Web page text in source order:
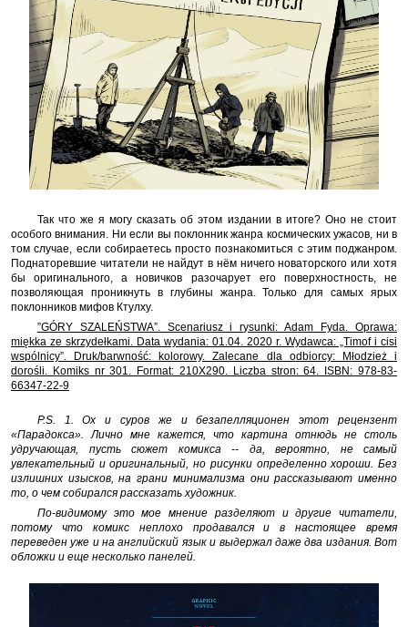
Так что же я могу сказать об этом издании в итоге? Оно не стоит
особого внимания. Ни если вы поклонник жанра космических ужасов, ни в
том случае, если собираетесь просто познакомиться с этим поджанром.
Поднаторевшие читатели не найдут в нём ничего новаторского или хотя
бы оригинального, а новичков разочарует его поверхностность, не
позволяющая проникнуть в глубины жанра. Только для самых ярых
поклонников мифов Ктулху.
”GÓRY SZALEŃSTWA”. Scenariusz i rysunki: Adam Fyda. Oprawa:
miękka ze skrzydełkami. Data wydania: 01.04. 2020 r. Wydawca: „Timof i cisi
wspólnicy”. Druk/barwność: kolorowy. Zalecane dla odbiorcy: Młodzież i
dorośli. Komiks nr 301. Format: 210X290. Liczba stron: 64. ISBN: 978-83-
66347-22-9
P.S. 1. Ох и суров же и безапелляционен этот рецензент
«Парадокса». Лично мне кажется, что картина отнюдь не столь
удручающая, пусть сюжет комикса -- да, вероятно, не самый
увлекательный и оригинальный, но рисунки определенно хороши. Без
излишних изысков, на грани минимализма они рассказывают именно
то, о чем собирался рассказать художник.
По-видимому это мое мнение разделяют и другие читатели,
потому что комикс неплохо продавался и в настоящее время
переведен уже и на английский язык и выдержал даже два издания. Вот
обложки и еще несколько панелей.